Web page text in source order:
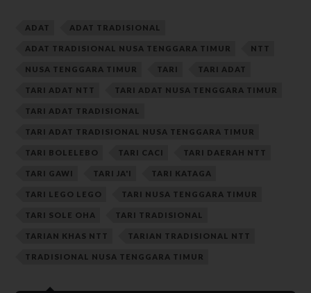
ADAT ADAT TRADISIONAL
ADAT TRADISIONAL NUSA TENGGARA TIMUR NTT
NUSA TENGGARA TIMUR TARI TARI ADAT
TARI ADAT NTT TARI ADAT NUSA TENGGARA TIMUR
TARI ADAT TRADISIONAL
TARI ADAT TRADISIONAL NUSA TENGGARA TIMUR
TARI BOLELEBO TARI CACI TARI DAERAH NTT
TARI GAWI TARI JA'I TARI KATAGA
TARI LEGO LEGO TARI NUSA TENGGARA TIMUR
TARI SOLE OHA TARI TRADISIONAL
TARIAN KHAS NTT TARIAN TRADISIONAL NTT
TRADISIONAL NUSA TENGGARA TIMUR